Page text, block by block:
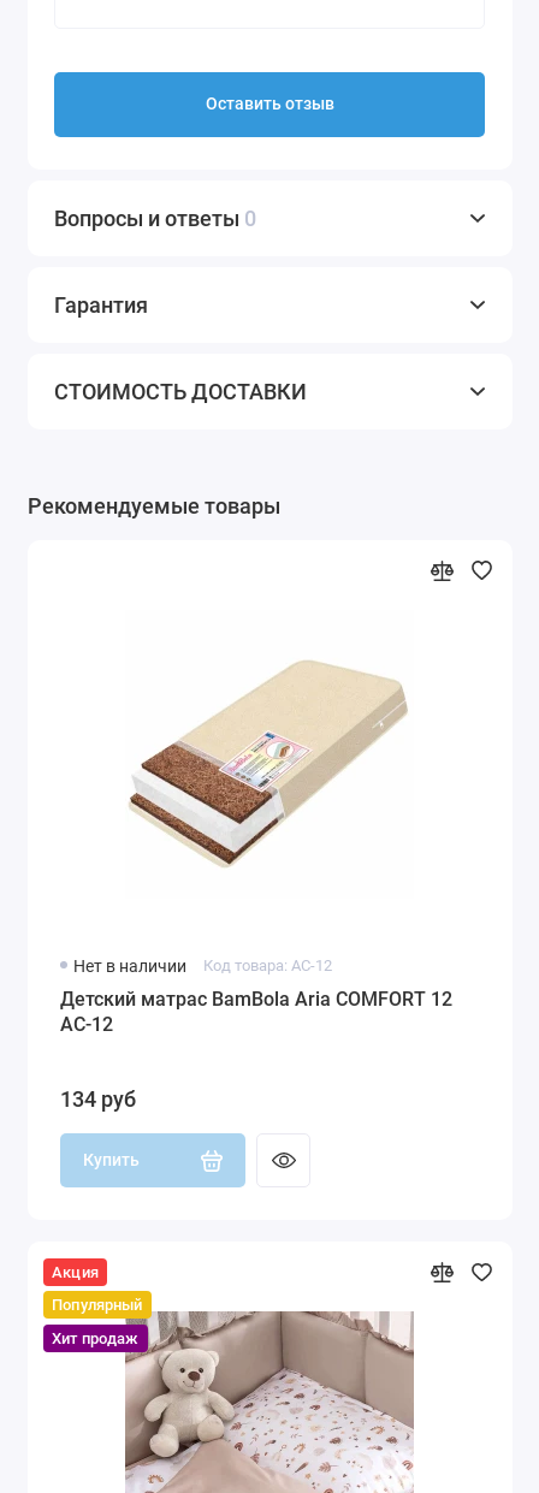
Оставить отзыв
Вопросы и ответы 0
Гарантия
СТОИМОСТЬ ДОСТАВКИ
Рекомендуемые товары
Нет в наличии Код товара: AC-12
Детский матрас BamBola Aria COMFORT 12
AC-12
134 руб
Купить
Акция
Популярный
Хит продаж